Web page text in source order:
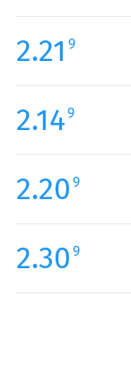
Mittwoch:
Donnerstag:
Samstag:
Sonntag:
2.21 9
2.149
2.20 9
2.30 9